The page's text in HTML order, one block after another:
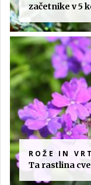
začetnike v 5
ROŽE IN VRT
Ta rastlina